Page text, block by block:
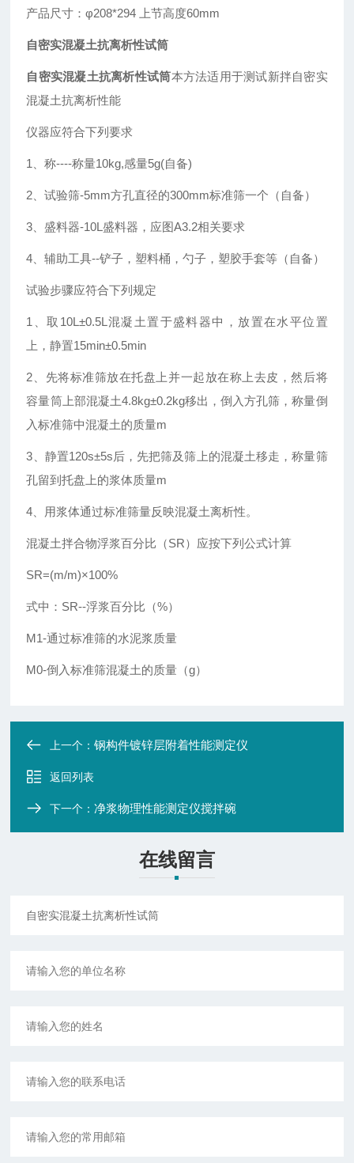
产品尺寸：φ208*294 上节高度60mm
自密实混凝土抗离析性试筒
自密实混凝土抗离析性试筒本方法适用于测试新拌自密实
混凝土抗离析性能
仪器应符合下列要求
1、称----称量10kg,感量5g(自备)
2、试验筛-5mm方孔直径的300mm标准筛一个（自备）
3、盛料器-10L盛料器，应图A3.2相关要求
4、辅助工具--铲子，塑料桶，勺子，塑胶手套等（自备）
试验步骤应符合下列规定
1、取10L±0.5L混凝土置于盛料器中，放置在水平位置
上，静置15min±0.5min
2、先将标准筛放在托盘上并一起放在称上去皮，然后将
容量筒上部混凝土4.8kg±0.2kg移出，倒入方孔筛，称量倒
入标准筛中混凝土的质量m
3、静置120s±5s后，先把筛及筛上的混凝土移走，称量筛
孔留到托盘上的浆体质量m
4、用浆体通过标准筛量反映混凝土离析性。
混凝土拌合物浮浆百分比（SR）应按下列公式计算
SR=(m/m)×100%
式中：SR--浮浆百分比（%）
M1-通过标准筛的水泥浆质量
M0-倒入标准筛混凝土的质量（g）
上一个：钢构件镀锌层附着性能测定仪
返回列表
下一个：净浆物理性能测定仪搅拌碗
在线留言